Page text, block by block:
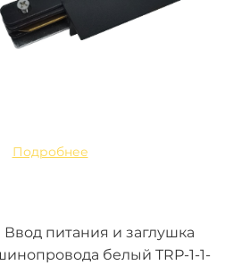
Подробнее
Ввод питания и заглушка
белый TRP-1-1-